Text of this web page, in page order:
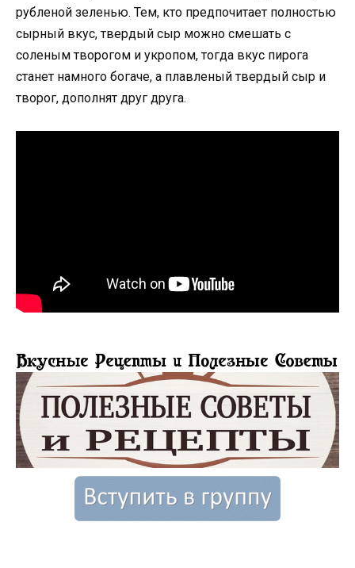
рубленой зеленью. Тем, кто предпочитает полностью
сырный вкус, твердый сыр можно смешать с
соленым творогом и укропом, тогда вкус пирога
станет намного богаче, а плавленый твердый сыр и
творог, дополнят друг друга.